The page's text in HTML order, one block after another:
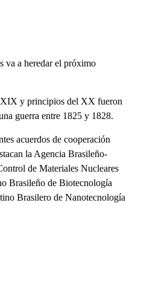
va a heredar el próximo
XIX y principios del XX fueron
guerra entre 1825 y 1828.
acuerdos de cooperación
la Agencia Brasileño-
de Materiales Nucleares
Brasileño de Biotecnología
Brasilero de Nanotecnología